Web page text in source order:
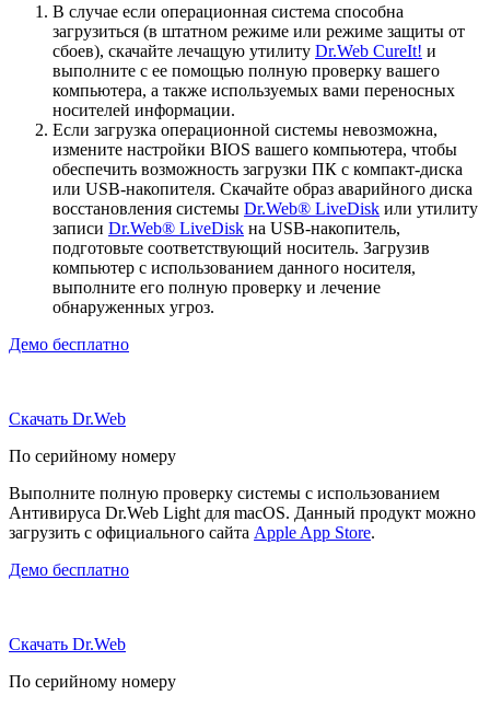
В случае если операционная система способна
загрузиться (в штатном режиме или режиме защиты от
сбоев), скачайте лечащую утилиту Dr.Web CureIt! и
выполните с ее помощью полную проверку вашего
компьютера, а также используемых вами переносных
носителей информации.
Если загрузка операционной системы невозможна,
измените настройки BIOS вашего компьютера, чтобы
обеспечить возможность загрузки ПК с компакт-диска
или USB-накопителя. Скачайте образ аварийного диска
восстановления системы Dr.Web® LiveDisk или утилиту
записи Dr.Web® LiveDisk на USB-накопитель,
подготовьте соответствующий носитель. Загрузив
компьютер с использованием данного носителя,
выполните его полную проверку и лечение
обнаруженных угроз.
Демо бесплатно
Скачать Dr.Web
По серийному номеру
Выполните полную проверку системы с использованием
Антивируса Dr.Web Light для macOS. Данный продукт можно
загрузить с официального сайта Apple App Store.
Демо бесплатно
Скачать Dr.Web
По серийному номеру